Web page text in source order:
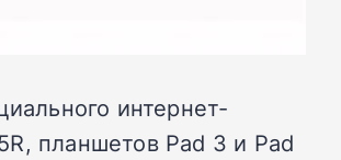
интернет-
планшетов Pad 3 и Pad